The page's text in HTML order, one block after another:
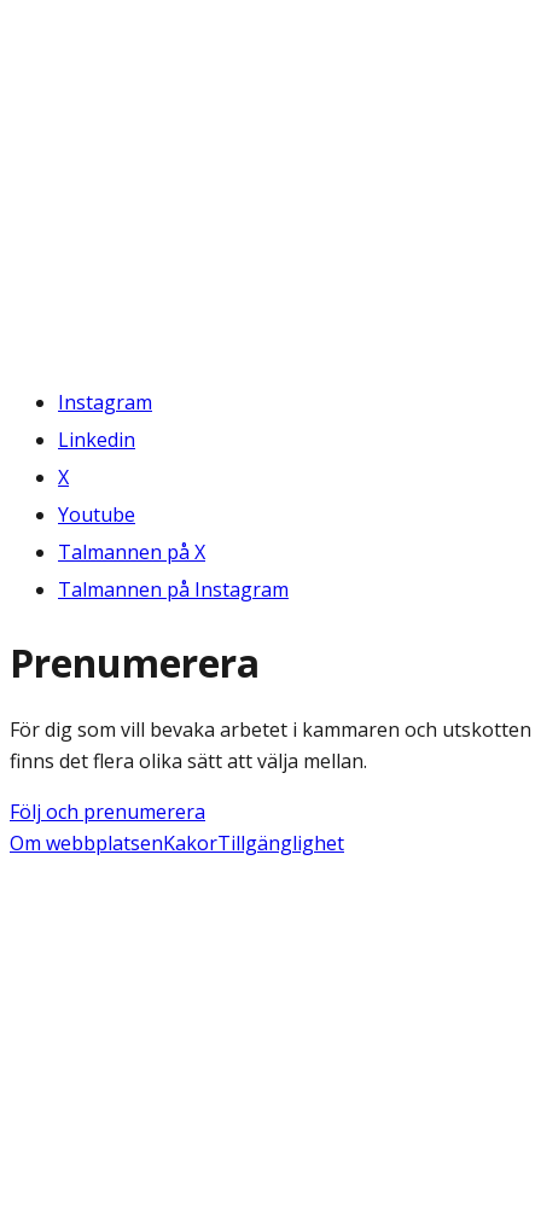
Instagram
Linkedin
X
Youtube
Talmannen på X
Talmannen på Instagram
Prenumerera
För dig som vill bevaka arbetet i kammaren och utskotten
finns det flera olika sätt att välja mellan.
Följ och prenumerera
Om webbplatsenKakorTillgänglighet